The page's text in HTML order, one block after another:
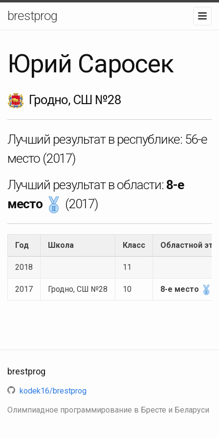
brestprog
Юрий Саросек
Гродно, СШ №28
Лучший результат в республике: 56-е
место (2017)
Лучший результат в области: 8-е
место
(2017)
Год Школа Класс Областной
2018 11
2017 Гродно, СШ №28 10 8-е место
brestprog
kodek16/brestprog
Олимпиадное программирование в Бресте и Беларуси